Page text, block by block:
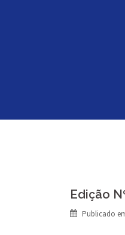
Edição
Publicado